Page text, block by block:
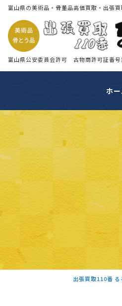
富山県の美術品・骨董品高価買取・出張買
富山県公安委員会許可 古物商許可証番
ホ
出張買取110番 る